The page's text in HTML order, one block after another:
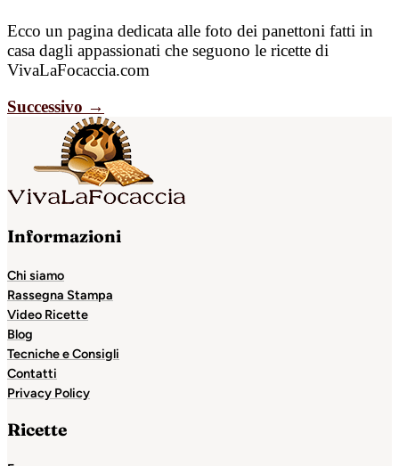
Ecco un pagina dedicata alle foto dei panettoni fatti in
casa dagli appassionati che seguono le ricette di
VivaLaFocaccia.com
Successivo →
Informazioni
Chi siamo
Rassegna Stampa
Video Ricette
Blog
Tecniche e Consigli
Contatti
Privacy Policy
Ricette